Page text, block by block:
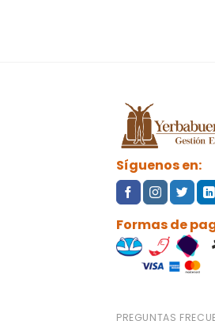
Síguenos en:
Formas de
PREGUNTAS